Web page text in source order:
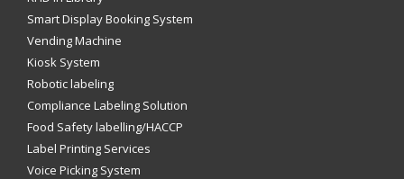
Smart Display Booking System
Vending Machine
Kiosk System
Robotic labeling
Compliance Labeling Solution
Food Safety labelling/HACCP
Label Printing Services
Voice Picking System